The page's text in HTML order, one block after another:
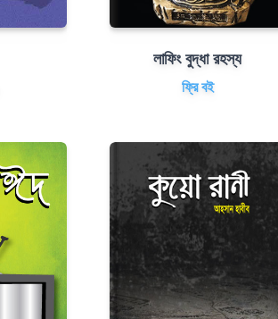
লাফিং বুদ্ধা রহস্য
ফ্রি বই